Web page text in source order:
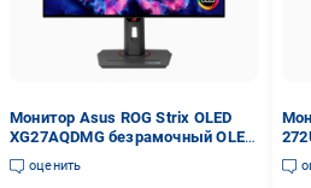
Монитор Asus ROG Strix OLED
XG27AQDMG безрамочный OLED
2560x1440 QHD 26,5" (tf6381)
оценить
240